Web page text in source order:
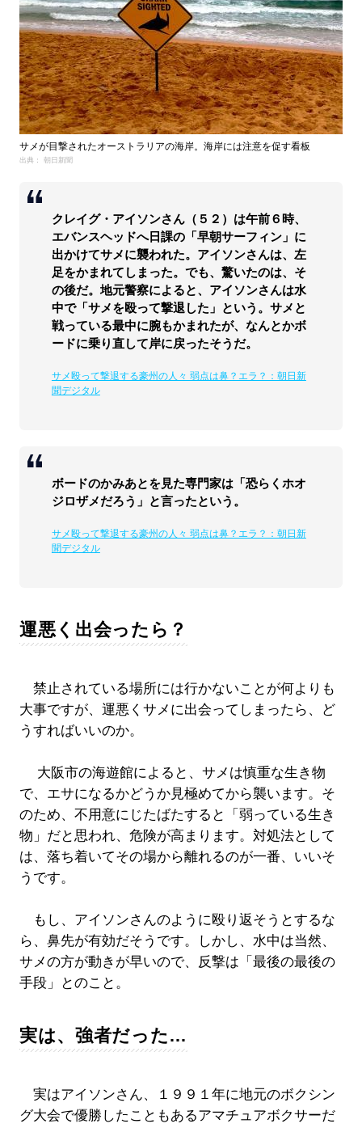
サメが目撃されたオーストラリアの海岸。海岸には注意を促す看板
出典： 朝日新聞
クレイグ・アイソンさん（５２）は午前６時、
エバンスヘッドへ日課の「早朝サーフィン」に
出かけてサメに襲われた。アイソンさんは、左
足をかまれてしまった。でも、驚いたのは、そ
の後だ。地元警察によると、アイソンさんは水
中で「サメを殴って撃退した」という。サメと
戦っている最中に腕もかまれたが、なんとかボ
ードに乗り直して岸に戻ったそうだ。
サメ殴って撃退する豪州の人々 弱点は鼻？エラ？：朝日新
聞デジタル
ボードのかみあとを見た専門家は「恐らくホオ
ジロザメだろう」と言ったという。
サメ殴って撃退する豪州の人々 弱点は鼻？エラ？：朝日新
聞デジタル
運悪く出会ったら？
禁止されている場所には行かないことが何よりも
大事ですが、運悪くサメに出会ってしまったら、ど
うすればいいのか。
大阪市の海遊館によると、サメは慎重な生き物
で、エサになるかどうか見極めてから襲います。そ
のため、不用意にじたばたすると「弱っている生き
物」だと思われ、危険が高まります。対処法として
は、落ち着いてその場から離れるのが一番、いいそ
うです。
もし、アイソンさんのように殴り返そうとするな
ら、鼻先が有効だそうです。しかし、水中は当然、
サメの方が動きが早いので、反撃は「最後の最後の
手段」とのこと。
実は、強者だった…
実はアイソンさん、１９９１年に地元のボクシン
グ大会で優勝したこともあるアマチュアボクサーだ